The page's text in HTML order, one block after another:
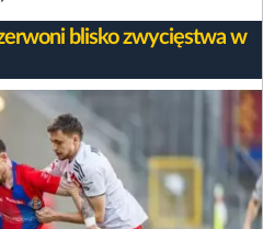
blisko zwycięstwa w